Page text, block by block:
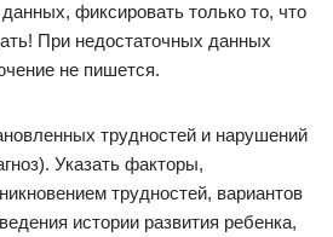
фиксировать только то, что
При недостаточных данных
не пишется.
трудностей и нарушений
Указать факторы,
трудностей, вариантов
истории развития ребенка,